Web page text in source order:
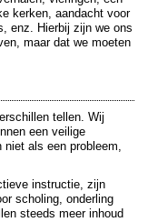
kerken, aandacht voor
enz. Hierbij zijn we ons
maar dat we moeten
tellen. Wij
een veilige
als een probleem,
instructie, zijn
scholing, onderling
steeds meer inhoud